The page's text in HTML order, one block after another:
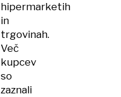
hipermarketih
in
trgovinah.
Več
kupcev
so
zaznali